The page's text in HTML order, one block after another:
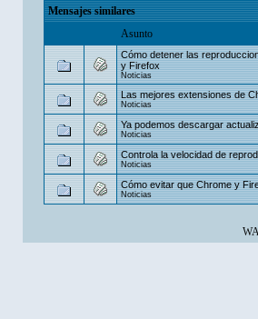
Mensajes similares
Asunto
Cómo detener las
y Firefox
Noticias
Las mejores extensiones de
Noticias
Ya podemos descargar
Noticias
Controla la velocidad de
Noticias
Cómo evitar que Chrome y
Noticias